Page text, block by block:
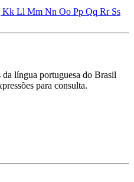
Kk Ll Mm Nn Oo Pp Qq Rr Ss
língua portuguesa do Brasil
para consulta.